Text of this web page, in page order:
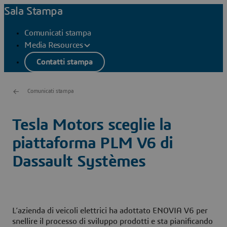
Sala Stampa
Comunicati stampa
Media Resources
Contatti stampa
Comunicati stampa
Tesla Motors sceglie la
piattaforma PLM V6 di
Dassault Systèmes
L’azienda di veicoli elettrici ha adottato ENOVIA V6 per
snellire il processo di sviluppo prodotti e sta pianificando